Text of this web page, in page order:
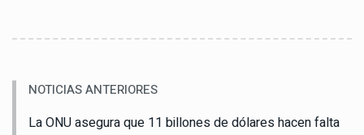
NOTICIAS ANTERIORES
La ONU asegura que 11 billones de dólares hacen falta